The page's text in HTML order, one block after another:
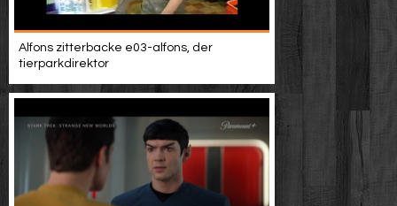
Alfons zitterbacke e03-alfons, der
tierparkdirektor